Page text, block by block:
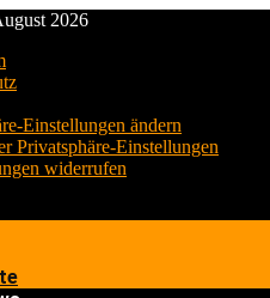
2026
Einstellungen ändern
Privatsphäre-Einstellungen
widerrufen